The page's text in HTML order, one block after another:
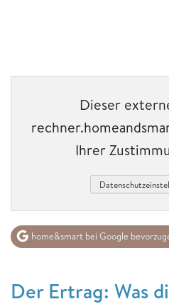
Dieser
Ihrer
home&smart bei Google
Der Ertrag: Was